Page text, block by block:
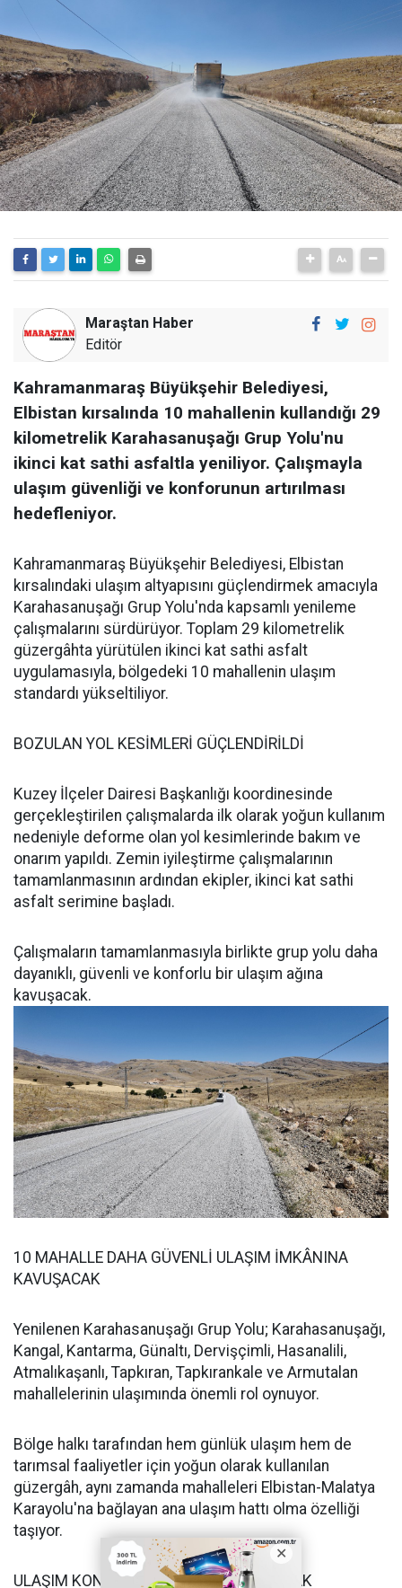
Maraştan Haber
Editör
Kahramanmaraş Büyükşehir Belediyesi,
Elbistan kırsalında 10 mahallenin kullandığı 29
kilometrelik Karahasanuşağı Grup Yolu'nu
ikinci kat sathi asfaltla yeniliyor. Çalışmayla
ulaşım güvenliği ve konforunun artırılması
hedefleniyor.
Kahramanmaraş Büyükşehir Belediyesi, Elbistan
kırsalındaki ulaşım altyapısını güçlendirmek amacıyla
Karahasanuşağı Grup Yolu'nda kapsamlı yenileme
çalışmalarını sürdürüyor. Toplam 29 kilometrelik
güzergâhta yürütülen ikinci kat sathi asfalt
uygulamasıyla, bölgedeki 10 mahallenin ulaşım
standardı yükseltiliyor.
BOZULAN YOL KESİMLERİ GÜÇLENDİRİLDİ
Kuzey İlçeler Dairesi Başkanlığı koordinesinde
gerçekleştirilen çalışmalarda ilk olarak yoğun kullanım
nedeniyle deforme olan yol kesimlerinde bakım ve
onarım yapıldı. Zemin iyileştirme çalışmalarının
tamamlanmasının ardından ekipler, ikinci kat sathi
asfalt serimine başladı.
Çalışmaların tamamlanmasıyla birlikte grup yolu daha
dayanıklı, güvenli ve konforlu bir ulaşım ağına
kavuşacak.
10 MAHALLE DAHA GÜVENLİ ULAŞIM İMKÂNINA
KAVUŞACAK
Yenilenen Karahasanuşağı Grup Yolu; Karahasanuşağı,
Kangal, Kantarma, Günaltı, Dervişçimli, Hasanalili,
Atmalıkaşanlı, Tapkıran, Tapkırankale ve Armutalan
mahallelerinin ulaşımında önemli rol oynuyor.
Bölge halkı tarafından hem günlük ulaşım hem de
tarımsal faaliyetler için yoğun olarak kullanılan
güzergâh, aynı zamanda mahalleleri Elbistan-Malatya
Karayolu'na bağlayan ana ulaşım hattı olma özelliği
taşıyor.
ULAŞIM KONFORU VE GÜVENLİĞİ ARTACAK